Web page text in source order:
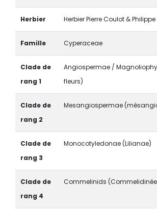
Herbier Herbier Pierre Coulot &
Famille Cyperaceae
Clade de
rang 1
Angiospermae /
fleurs)
Clade de
rang 2
Mesangiospermae
Clade de
rang 3
Monocotyledonae (Lilianae)
Clade de
rang 4
Commelinids